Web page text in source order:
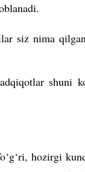
siz nima
shuni
hozirgi